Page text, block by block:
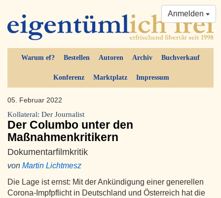
Warum ef? Bestellen Autoren Archiv Buchverkauf
Konferenz Marktplatz Impressum
Anmelden
05. Februar 2022
Kollateral: Der Journalist
Der Columbo unter den
Maßnahmenkritikern
Dokumentarfilmkritik
von Martin Lichtmesz
Die Lage ist ernst: Mit der Ankündigung einer generellen
Corona-Impfpflicht in Deutschland und Österreich hat die